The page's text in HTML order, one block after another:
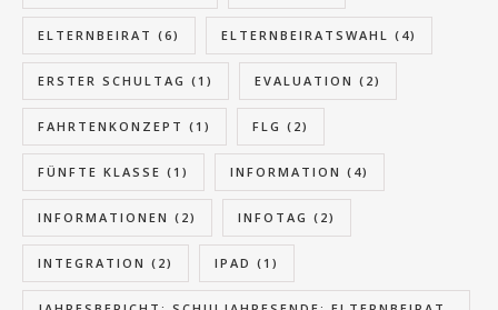
ELTERNBEIRAT (6) ELTERNBEIRATSWAHL (4)
ERSTER SCHULTAG (1) EVALUATION (2)
FAHRTENKONZEPT (1) FLG (2)
FÜNFTE KLASSE (1) INFORMATION (4)
INFORMATIONEN (2) INFOTAG (2)
INTEGRATION (2) IPAD (1)